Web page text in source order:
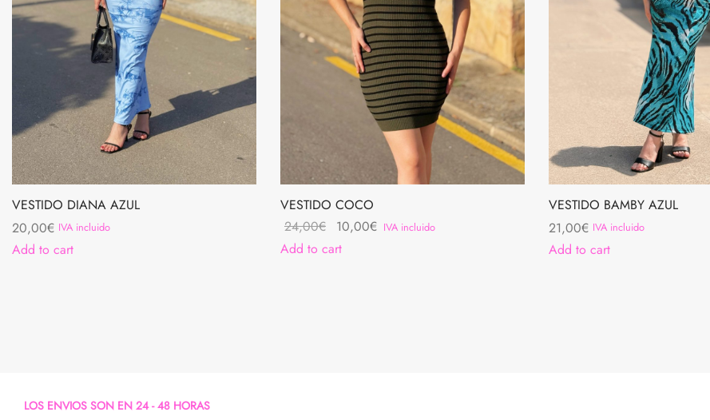
VESTIDO DIANA AZUL
20,00€ IVA incluido
Add to cart
VESTIDO COCO
24,00€
Original
price
10,00€ Current
IVA incluido
Add to cart
VESTIDO BAMBY AZUL
21,00€ IVA incluido
Add to cart
LOS ENVIOS SON EN 24 - 48 HORAS